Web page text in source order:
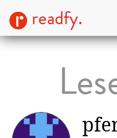
readfy.